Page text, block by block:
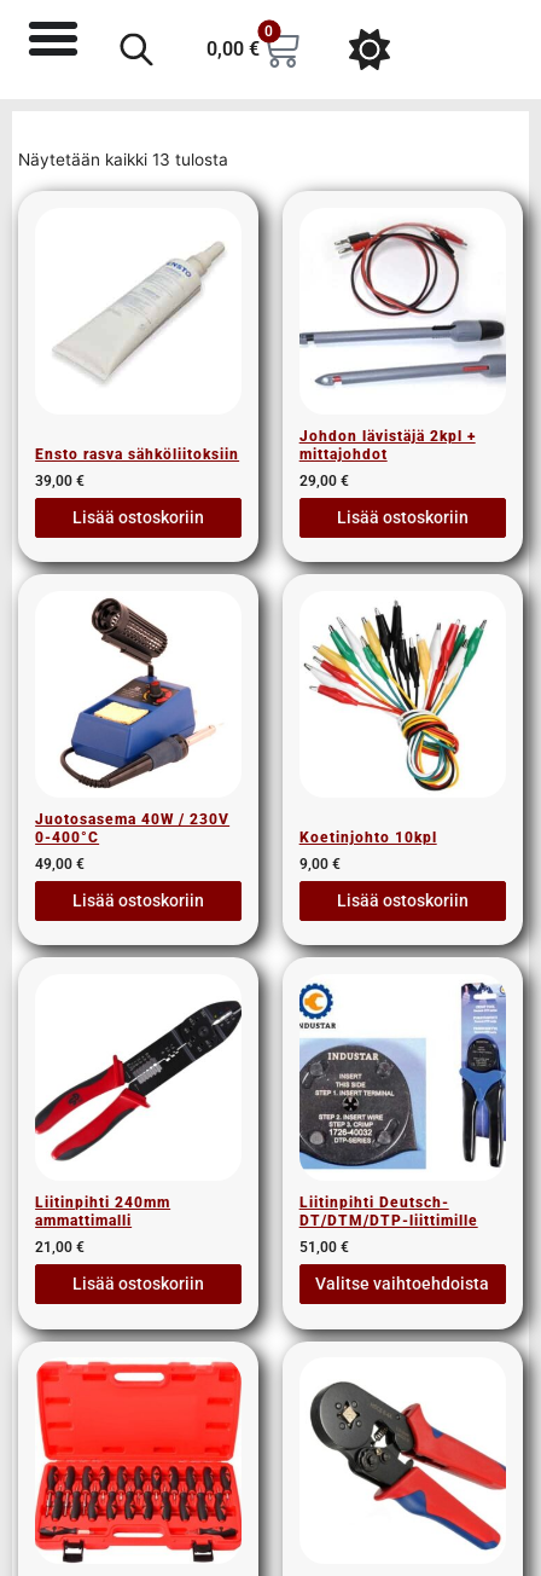
0,00 €
0
Näytetään kaikki 13 tulosta
Ensto rasva sähköliitoksiin
39,00€
Lisää ostoskoriin
Johdon lävistäjä 2kpl +
mittajohdot
29,00 €
Lisää ostoskoriin
Juotosasema 40W / 230V
0-400°C
49,00€
Lisää ostoskoriin
Koetinjohto 10kpl
9,00 €
Lisää ostoskoriin
Liitinpihti 240mm
ammattimalli
21,00€
Lisää ostoskoriin
Liitinpihti Deutsch-
DT/DTM/DTP-liittimille
51,00 €
Valitse vaihtoehdoista